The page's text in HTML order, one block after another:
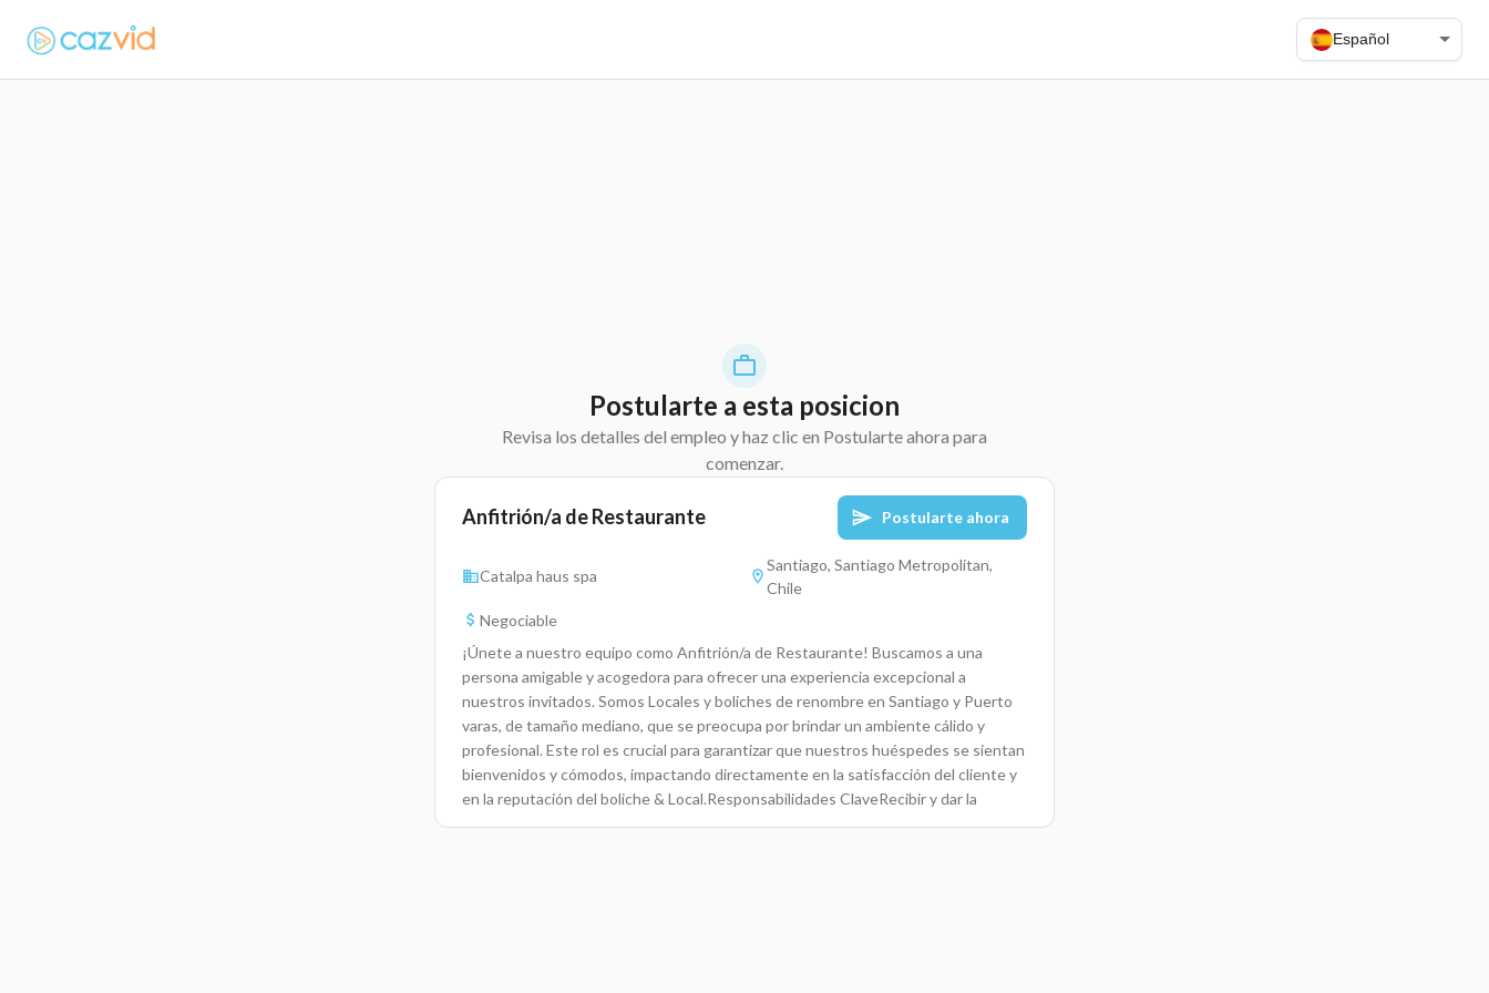
Español
Postularte a esta posicion
Revisa los detalles del empleo y haz clic en Postularte ahora para
comenzar.
Anfitrión/a de Restaurante Postularte ahora
Catalpa haus spa
Santiago, Santiago Metropolitan,
Chile
Negociable
¡Únete a nuestro equipo como Anfitrión/a de Restaurante! Buscamos a una
persona amigable y acogedora para ofrecer una experiencia excepcional a
nuestros invitados. Somos Locales y boliches de renombre en Santiago y Puerto
varas, de tamaño mediano, que se preocupa por brindar un ambiente cálido y
profesional. Este rol es crucial para garantizar que nuestros huéspedes se sientan
bienvenidos y cómodos, impactando directamente en la satisfacción del cliente y
en la reputación del boliche & Local.Responsabilidades ClaveRecibir y dar la
bienvenida a los invitados al restaurante con una actitud amigable.Asignar mesas